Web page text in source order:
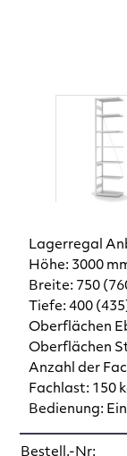
Lagerregal
Höhe: 3000
Breite: 750
Tiefe: 400
Oberflächen
Oberflächen
Anzahl der
Fachlast: 150
Bedienung:
Bestell.-Nr: